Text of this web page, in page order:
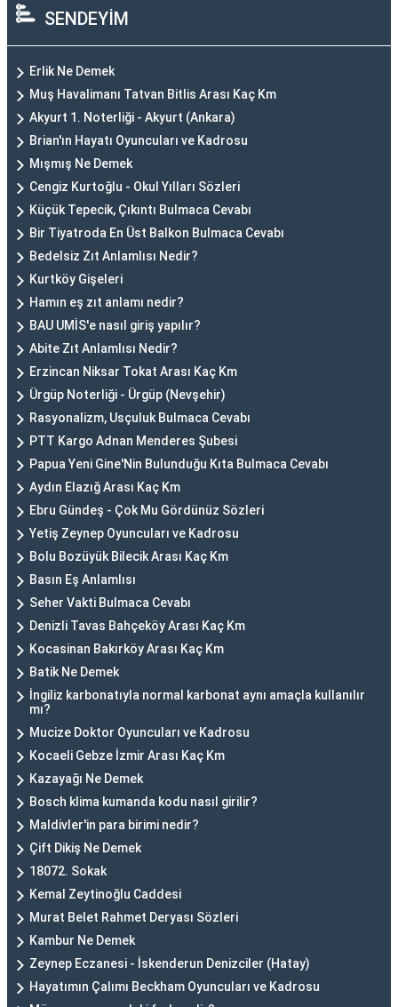
SENDEYİM
Erlik Ne Demek
Muş Havalimanı Tatvan Bitlis Arası Kaç Km
Akyurt 1. Noterliği - Akyurt (Ankara)
Brian'ın Hayatı Oyuncuları ve Kadrosu
Mışmış Ne Demek
Cengiz Kurtoğlu - Okul Yılları Sözleri
Küçük Tepecik, Çıkıntı Bulmaca Cevabı
Bir Tiyatroda En Üst Balkon Bulmaca Cevabı
Bedelsiz Zıt Anlamlısı Nedir?
Kurtköy Gişeleri
Hamın eş zıt anlamı nedir?
BAU UMİS'e nasıl giriş yapılır?
Abite Zıt Anlamlısı Nedir?
Erzincan Niksar Tokat Arası Kaç Km
Ürgüp Noterliği - Ürgüp (Nevşehir)
Rasyonalizm, Usçuluk Bulmaca Cevabı
PTT Kargo Adnan Menderes Şubesi
Papua Yeni Gine'Nin Bulunduğu Kıta Bulmaca Cevabı
Aydın Elazığ Arası Kaç Km
Ebru Gündeş - Çok Mu Gördünüz Sözleri
Yetiş Zeynep Oyuncuları ve Kadrosu
Bolu Bozüyük Bilecik Arası Kaç Km
Basın Eş Anlamlısı
Seher Vakti Bulmaca Cevabı
Denizli Tavas Bahçeköy Arası Kaç Km
Kocasinan Bakırköy Arası Kaç Km
Batik Ne Demek
İngiliz karbonatıyla normal karbonat aynı amaçla kullanılır
mı?
Mucize Doktor Oyuncuları ve Kadrosu
Kocaeli Gebze İzmir Arası Kaç Km
Kazayağı Ne Demek
Bosch klima kumanda kodu nasıl girilir?
Maldivler'in para birimi nedir?
Çift Dikiş Ne Demek
18072. Sokak
Kemal Zeytinoğlu Caddesi
Murat Belet Rahmet Deryası Sözleri
Kambur Ne Demek
Zeynep Eczanesi - İskenderun Denizciler (Hatay)
Hayatımın Çalımı Beckham Oyuncuları ve Kadrosu